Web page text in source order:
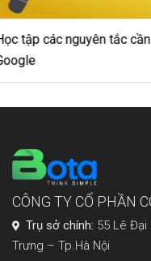
5 mẹo bán hàng
doanh không biết
CÔNG TY CỔ PHẦN
Trụ sở chính: 55 Lê Đại
Trưng – Tp.Hà Nội